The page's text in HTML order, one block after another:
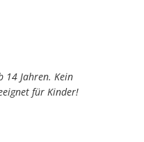
14 Jahren. Kein
für Kinder!